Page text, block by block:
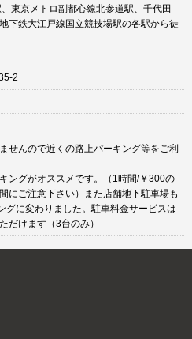
東京メトロ副都心線北参道駅、千代田
下鉄大江戸線国立競技場駅の各駅から徒
2
せんので近くの路上パーキング等をご利
ングがオススメです。（1時間/￥300の
にご注意下さい）また店舗地下駐車場も
グに変わりました。駐車料金サービスは
だけます（3台のみ）